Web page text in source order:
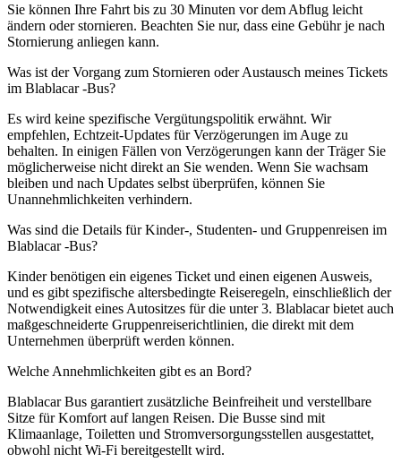
Sie können Ihre Fahrt bis zu 30 Minuten vor dem Abflug leicht
ändern oder stornieren. Beachten Sie nur, dass eine Gebühr je nach
Stornierung anliegen kann.
Was ist der Vorgang zum Stornieren oder Austausch meines Tickets
im Blablacar -Bus?
Es wird keine spezifische Vergütungspolitik erwähnt. Wir
empfehlen, Echtzeit-Updates für Verzögerungen im Auge zu
behalten. In einigen Fällen von Verzögerungen kann der Träger Sie
möglicherweise nicht direkt an Sie wenden. Wenn Sie wachsam
bleiben und nach Updates selbst überprüfen, können Sie
Unannehmlichkeiten verhindern.
Was sind die Details für Kinder-, Studenten- und Gruppenreisen im
Blablacar -Bus?
Kinder benötigen ein eigenes Ticket und einen eigenen Ausweis,
und es gibt spezifische altersbedingte Reiseregeln, einschließlich der
Notwendigkeit eines Autositzes für die unter 3. Blablacar bietet auch
maßgeschneiderte Gruppenreiserichtlinien, die direkt mit dem
Unternehmen überprüft werden können.
Welche Annehmlichkeiten gibt es an Bord?
Blablacar Bus garantiert zusätzliche Beinfreiheit und verstellbare
Sitze für Komfort auf langen Reisen. Die Busse sind mit
Klimaanlage, Toiletten und Stromversorgungsstellen ausgestattet,
obwohl nicht Wi-Fi bereitgestellt wird.